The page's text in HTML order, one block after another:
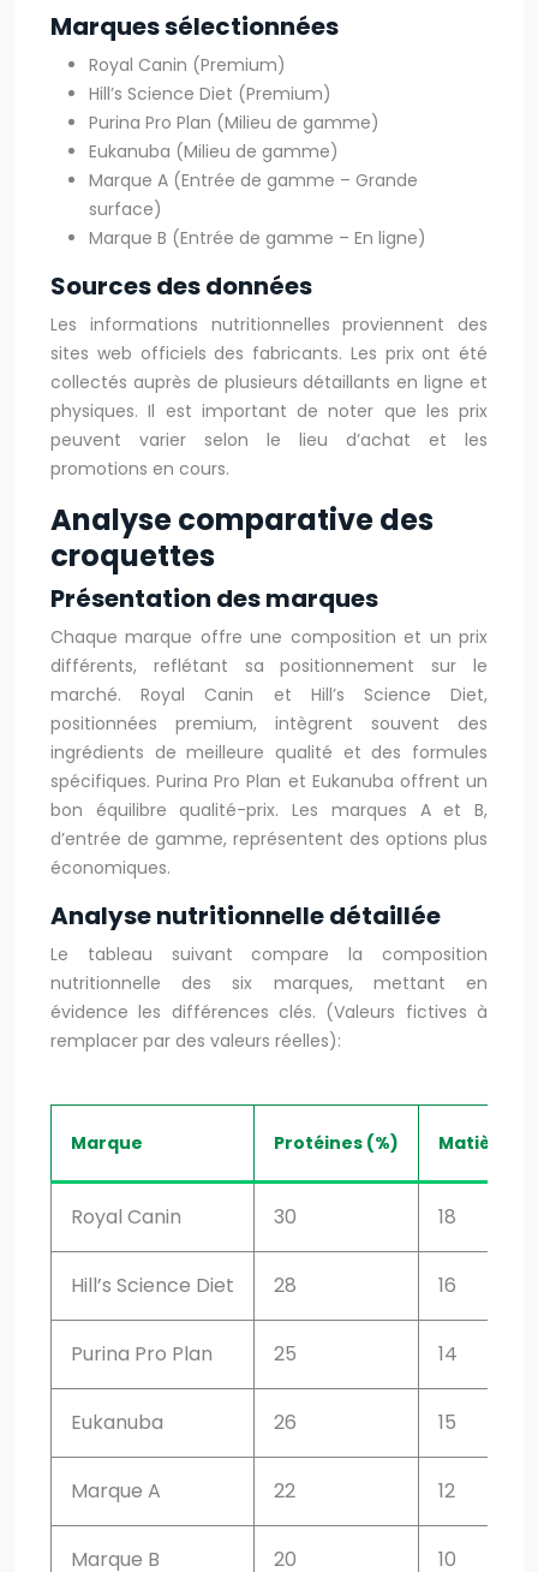
Marques sélectionnées
Royal Canin (Premium)
Hill’s Science Diet (Premium)
Purina Pro Plan (Milieu de gamme)
Eukanuba (Milieu de gamme)
Marque A (Entrée de gamme – Grande
surface)
Marque B (Entrée de gamme – En ligne)
Sources des données
Les informations nutritionnelles proviennent des
sites web officiels des fabricants. Les prix ont été
collectés auprès de plusieurs détaillants en ligne et
physiques. Il est important de noter que les prix
peuvent varier selon le lieu d’achat et les
promotions en cours.
Analyse comparative des
croquettes
Présentation des marques
Chaque marque offre une composition et un prix
différents, reflétant sa positionnement sur le
marché. Royal Canin et Hill’s Science Diet,
positionnées premium, intègrent souvent des
ingrédients de meilleure qualité et des formules
spécifiques. Purina Pro Plan et Eukanuba offrent un
bon équilibre qualité-prix. Les marques A et B,
d’entrée de gamme, représentent des options plus
économiques.
Analyse nutritionnelle détaillée
Le tableau suivant compare la composition
nutritionnelle des six marques, mettant en
évidence les différences clés. (Valeurs fictives à
remplacer par des valeurs réelles):
Marque Protéines (%) Matières
Royal Canin 30 18
Hill’s Science Diet 28 16
Purina Pro Plan 25 14
Eukanuba 26 15
Marque A 22 12
Marque B 20 10